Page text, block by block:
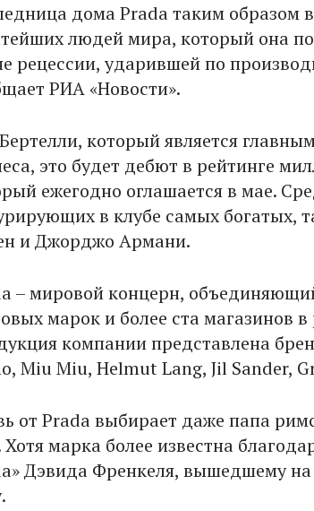
дома Prada таким образом
людей мира, который она
рецессии, ударившей по
РИА «Новости».
который является
это будет дебют в рейтинге
ежегодно оглашается в мае.
в клубе самых богатых,
и Джорджо Армани.
– мировой концерн,
марок и более ста магазинов
компании представлена
Miu Miu, Helmut Lang, Jil Sander,
от Prada выбирает даже папа
марка более известна
Дэвида Френкеля, вышедшему